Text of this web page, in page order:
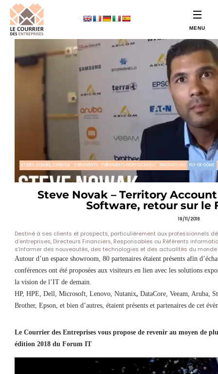
ETUDES, CONSEIL, EXPERTISE EVÉNEMENTS EVÉNEMENTS PROFESSIONNELS INNOVATIONS PUY-DE-DÔME
Steve Novak – Territory
Software, retour sur le
19/11/2018
Destiné à ses clients et prospects, particulièrement aux professionnels
d’entreprises, Directeurs Financiers, Responsables ou Référents
s’informer des nouveautés, des technologies et des actualités du
Autour d’un espace showroom, 80 partenaires étaient présents afin
conférences ont été proposées aux visiteurs en lien avec les solutions
la vision de l’IT de demain.
HP, HPE, Dell, Microsoft, Lenovo, Nutanix, DataCore, Veeam, Aruba,
Brother, Epson, et bien d’autres, étaient présents et partenaires de cet
Le Courrier des Entreprises vous propose de revenir au moyen de
édition 2018 du Forum IT